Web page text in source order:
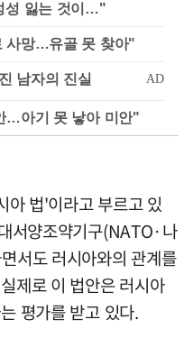
성 잃는 것이…"
사망…유골 못 찾아"
…아기 못 낳아 미안"
아 법'이라고 부르고 있
서양조약기구(NATO·나
서도 러시아와의 관계를
제로 이 법안은 러시아
평가를 받고 있다.